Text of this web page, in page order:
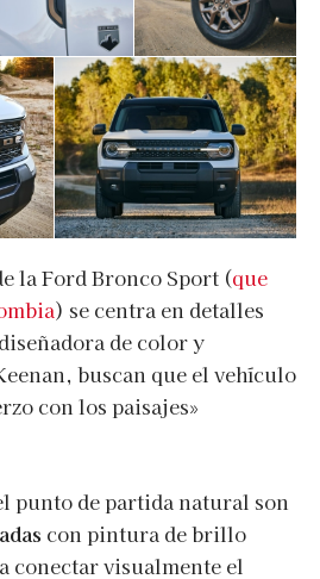
la Ford Bronco Sport (que
) se centra en detalles
de color y
buscan que el vehículo
con los paisajes»
punto de partida natural son
con pintura de brillo
conectar visualmente el